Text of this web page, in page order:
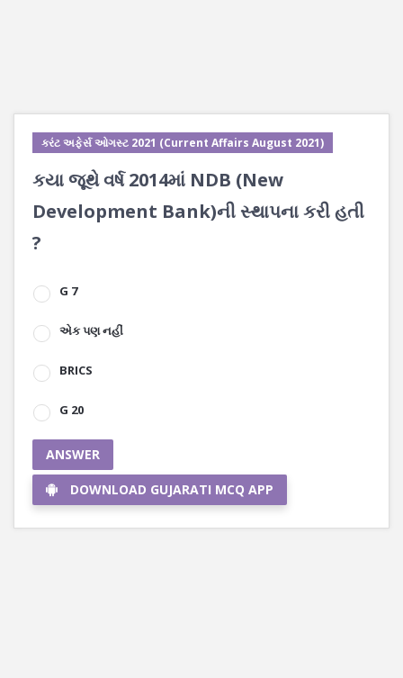
કરંટ અફેર્સ ઓગસ્ટ 2021 (Current Affairs August 2021)
કયા જૂથે વર્ષ 2014માં NDB (New
Development Bank)ની સ્થાપના કરી હતી
?
G 7
એક પણ નહીં
BRICS
G 20
ANSWER
DOWNLOAD GUJARATI MCQ APP